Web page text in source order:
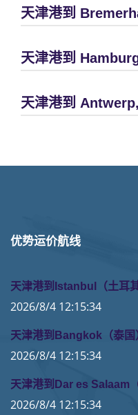
天津港到
天津港到
天津港到
优势运价航线
天津港到Istanbul（土耳
2026/8/4 12:15:34
天津港到Bangkok（泰国
2026/8/4 12:15:34
天津港到Dar es Salaam
2026/8/4 12:15:34